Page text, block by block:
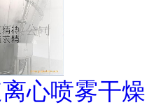
心喷雾干燥